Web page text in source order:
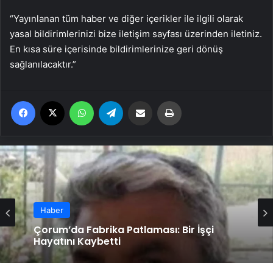
“Yayınlanan tüm haber ve diğer içerikler ile ilgili olarak
yasal bildirimlerinizi bize iletişim sayfası üzerinden iletiniz.
En kısa süre içerisinde bildirimlerinize geri dönüş
sağlanılacaktır.”
Facebook WhatsApp Email'den paylaş
Haber
Çorum’da Fabrika Patlaması: Bir İşçi
Hayatını Kaybetti